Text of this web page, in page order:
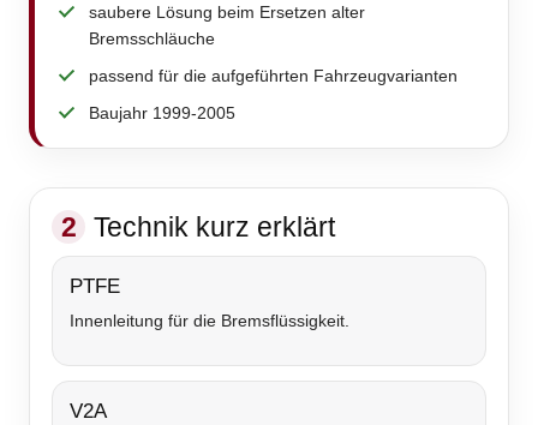
saubere Lösung beim Ersetzen alter
Bremsschläuche
passend für die aufgeführten Fahrzeugvarianten
Baujahr 1999-2005
2 Technik kurz erklärt
PTFE
Innenleitung für die Bremsflüssigkeit.
V2A